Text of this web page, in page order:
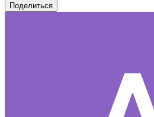
Поделиться